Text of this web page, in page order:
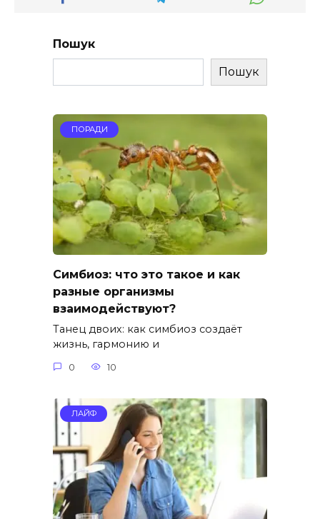
Пошук
Пошук
ПОРАДИ
Симбиоз: что это такое и как
разные организмы
взаимодействуют?
Танец двоих: как симбиоз создаёт
жизнь, гармонию и
0 10
ЛАЙФ